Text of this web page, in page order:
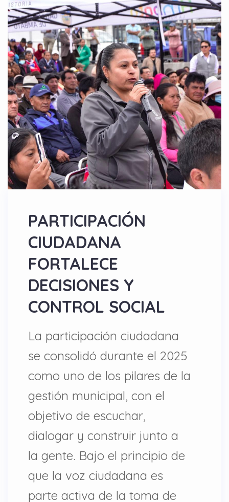
PARTICIPACIÓN
CIUDADANA
FORTALECE
DECISIONES Y
CONTROL SOCIAL
La participación ciudadana
se consolidó durante el 2025
como uno de los pilares de la
gestión municipal, con el
objetivo de escuchar,
dialogar y construir junto a
la gente. Bajo el principio de
que la voz ciudadana es
parte activa de la toma de